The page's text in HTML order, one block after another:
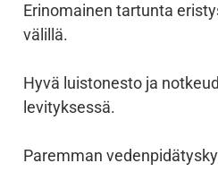
Erinomainen tartunta
välillä.
Hyvä luistonesto ja
levityksessä.
Paremman